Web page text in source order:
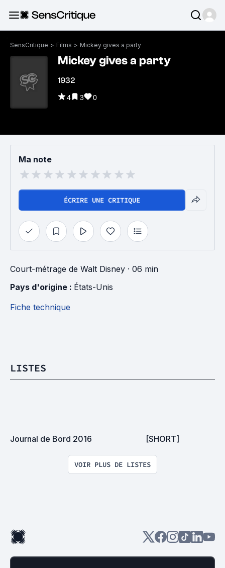
SensCritique > Films > Mickey gives a party
Mickey gives a party
1932
4 3 0
Ma note
ÉCRIRE UNE CRITIQUE
Court-métrage de Walt Disney · 06 min
Pays d'origine : États-Unis
Fiche technique
LISTES
Journal de Bord 2016 [SHORT]
VOIR PLUS DE LISTES